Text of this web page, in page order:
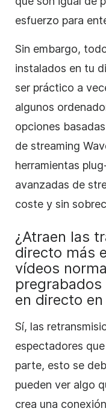
esfuerzo para
Sin embargo,
instalados en tu
ser práctico a
algunos
opciones
de streaming
herramientas
avanzadas de
coste y sin
¿Atraen las
directo más
vídeos
en directo
Sí, las
espectadores
parte, esto se
pueden ver algo
crea una